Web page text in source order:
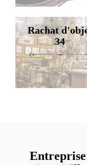
Rachat
34